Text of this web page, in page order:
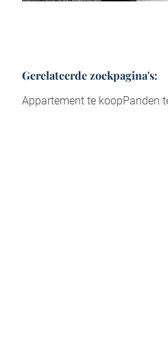
Gerelateerde zoekpagina's:
Appartement te koopPanden